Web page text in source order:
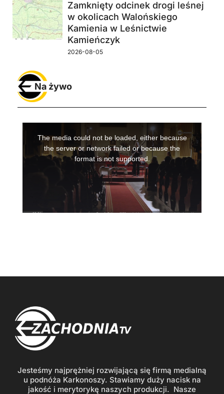
Zamknięty odcinek drogi leśnej
w okolicach Walońskiego
Kamienia w Leśnictwie
Kamieńczyk
2026-08-05
Na żywo
Jesteśmy najprężniej rozwijającą się firmą medialną
u podnóża Karkonoszy. Stawiamy duży nacisk na
jakość i merytorykę naszych produkcji. Nasze